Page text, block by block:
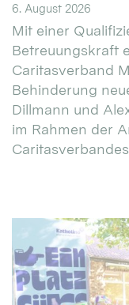
6. August 2026
Mit einer
Betreuungskraft
Caritasverband
Behinderung
Dillmann und
im Rahmen der